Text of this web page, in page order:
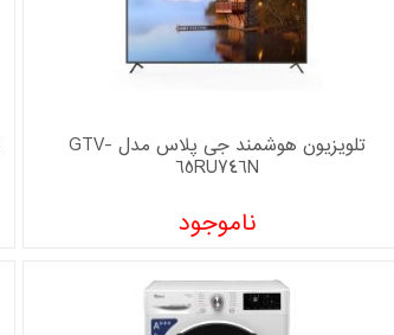
تلویزیون هوشمند جی پلاس مدل GTV-
65RU746N
ناموجود